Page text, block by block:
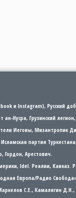
и Instagram), Русский
Нусра, Грузинский
Иеговы, Мизантропик
партия
Гордон, Арестович.
Idel. Реалии,
Европа/Радио
С.Е., Камалягин